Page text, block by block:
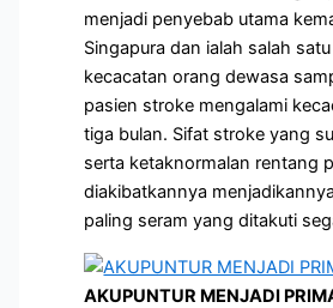
menjadi penyebab utama
Singapura dan ialah salah
kecacatan orang dewasa
pasien stroke mengalami
tiga bulan. Sifat stroke yang
serta ketaknormalan rentang
diakibatkannya
paling seram yang ditakuti
AKUPUNTUR MENJADI